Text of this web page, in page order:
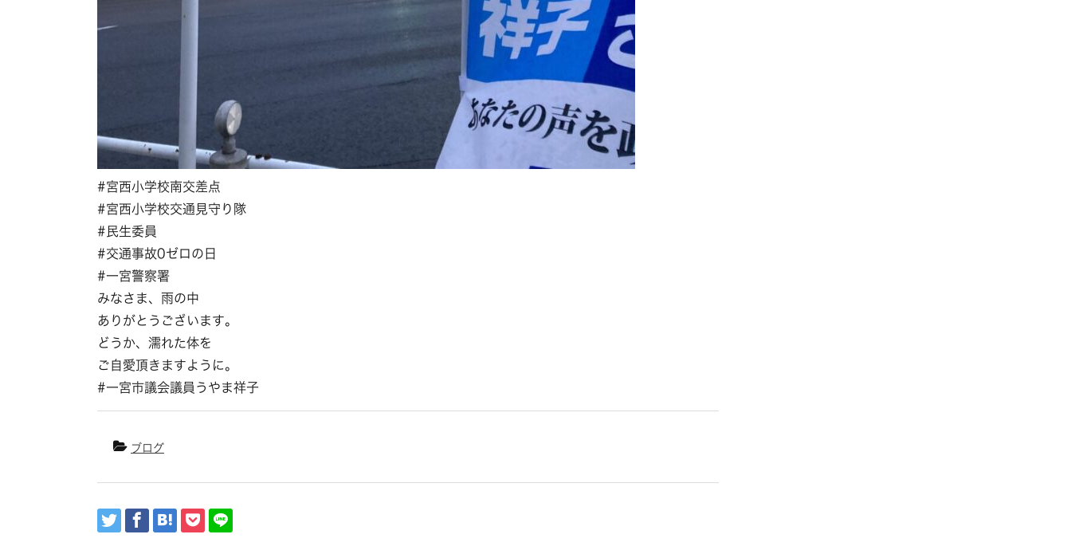
#宮西小学校南交差点
#宮西小学校交通見守り隊
#民生委員
#交通事故0ゼロの日
#一宮警察署
みなさま、雨の中
ありがとうございます。
どうか、濡れた体を
ご自愛頂きますように。
#一宮市議会議員うやま祥子
ブログ